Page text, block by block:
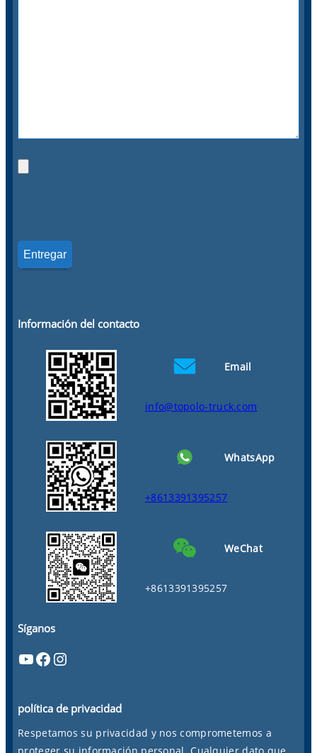
Información del contacto
Email
info@topolo-truck.com
WhatsApp
+8613391395257
WeChat
+8613391395257
Síganos
YouTube Facebook Instagram
política de privacidad
Respetamos su privacidad y nos comprometemos a